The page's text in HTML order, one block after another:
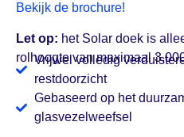
Bekijk de brochure!
Let op: het Solar doek is
rolhoogte van maximaal
Vrijwel volledig
restdoorzicht
Gebaseerd op het
glasvezelweefsel